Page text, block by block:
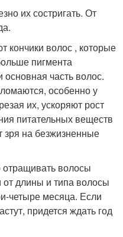
их состригать. От
кончики волос , которые
пигмента
основная часть волос.
особенно у
их, ускоряют рост
питательных веществ
зря на безжизненные
отращивать волосы
от длины и типа волосы
четыре месяца. Если
придется ждать год